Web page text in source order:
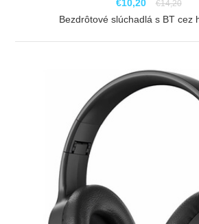
€10,20 €14,20
Bezdrôtové slúchadlá s BT cez